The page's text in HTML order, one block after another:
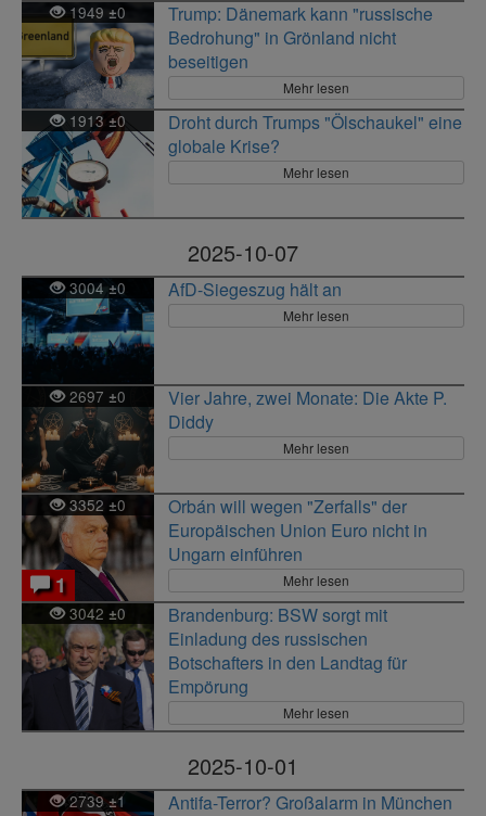
1949±0
Trump: Dänemark kann "russische
Bedrohung" in Grönland nicht
beseitigen
Mehr lesen
1913 ±0
Droht durch Trumps "Ölschaukel" eine
globale Krise?
Mehr lesen
2025-10-07
3004 ±0 AfD-Siegeszug hält an
Mehr lesen
2697 ±0
Vier Jahre, zwei Monate: Die Akte P.
Diddy
Mehr lesen
3352 ±0
1
Orbán will wegen "Zerfalls" der
Europäischen Union Euro nicht in
Ungarn einführen
Mehr lesen
3042 ±0
Brandenburg: BSW sorgt mit
Einladung des russischen
Botschafters in den Landtag für
Empörung
Mehr lesen
2025-10-01
2739±1 Antifa-Terror? Großalarm in München